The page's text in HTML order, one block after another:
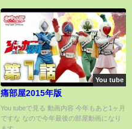
You tube
痛部屋2015年版
You tubeで見る 動画内容 今年もあと1ヶ月
ですな なので今年最後の部屋動画になり